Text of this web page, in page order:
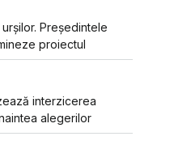
Președintele
proiectul
interzicerea
alegerilor